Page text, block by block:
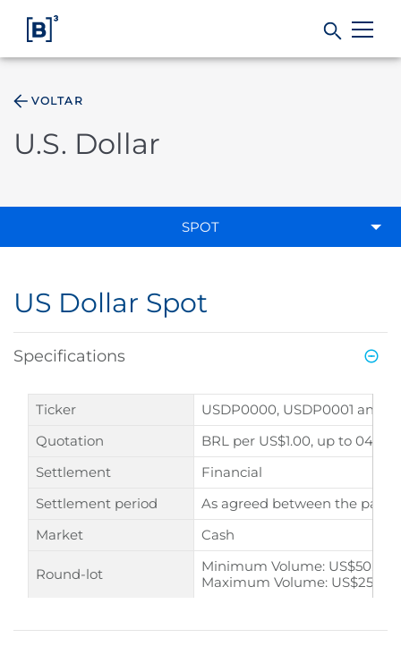
Data
VOLTAR
U.S. Dollar
SPOT
US Dollar Spot
Specifications
Ticker
USDP0000, USDP0001 and
Quotation
BRL per US$1.00, up to 04
Settlement
Financial
Settlement period
As agreed between the
Market
Cash
Round-lot
Minimum Volume:
Maximum Volume: